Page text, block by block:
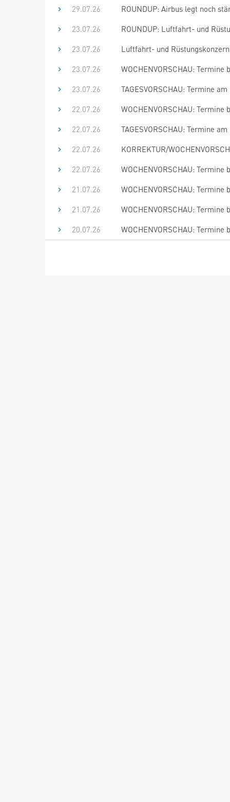
29.07.26
ROUNDUP: Airbus legt noch
23.07.26
ROUNDUP: Luftfahrt- und
23.07.26
Luftfahrt- und
23.07.26
WOCHENVORSCHAU: Termine
23.07.26
TAGESVORSCHAU: Termine
22.07.26
WOCHENVORSCHAU: Termine
22.07.26
TAGESVORSCHAU: Termine
22.07.26
KORREKTUR/
22.07.26
WOCHENVORSCHAU: Termine
21.07.26
WOCHENVORSCHAU: Termine
21.07.26
WOCHENVORSCHAU: Termine
20.07.26
WOCHENVORSCHAU: Termine